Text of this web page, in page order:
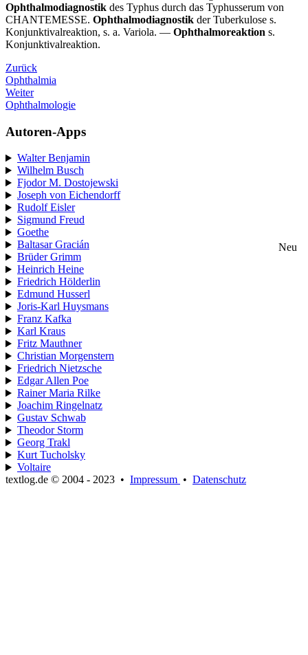
Ophthalmodiagnostik des Typhus durch das Typhusserum von
CHANTEMESSE. Ophthalmodiagnostik der Tuberkulose s.
Konjunktivalreaktion, s. a. Variola. — Ophthalmoreaktion s.
Konjunktivalreaktion.
Zurück
Ophthalmia
Weiter
Ophthalmologie
Autoren-Apps
Walter Benjamin
Wilhelm Busch
Fjodor M. Dostojewski
Joseph von Eichendorff
Rudolf Eisler
Sigmund Freud
Goethe
Baltasar Gracián
Neu
Brüder Grimm
Heinrich Heine
Friedrich Hölderlin
Edmund Husserl
Joris-Karl Huysmans
Franz Kafka
Karl Kraus
Fritz Mauthner
Christian Morgenstern
Friedrich Nietzsche
Edgar Allen Poe
Rainer Maria Rilke
Joachim Ringelnatz
Gustav Schwab
Theodor Storm
Georg Trakl
Kurt Tucholsky
Voltaire
textlog.de © 2004 - 2023 • Impressum • Datenschutz